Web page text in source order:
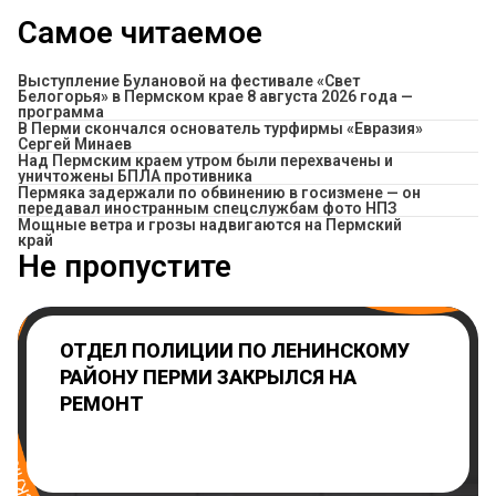
Самое читаемое
Выступление Булановой на фестивале «Свет
Белогорья» в Пермском крае 8 августа 2026 года —
программа
В Перми скончался основатель турфирмы «Евразия»
Сергей Минаев
Над Пермским краем утром были перехвачены и
уничтожены БПЛА противника
Пермяка задержали по обвинению в госизмене — он
передавал иностранным спецслужбам фото НПЗ
Мощные ветра и грозы надвигаются на Пермский
край
Не пропустите
ОТДЕЛ ПОЛИЦИИ ПО ЛЕНИНСКОМУ
РАЙОНУ ПЕРМИ ЗАКРЫЛСЯ НА
РЕМОНТ